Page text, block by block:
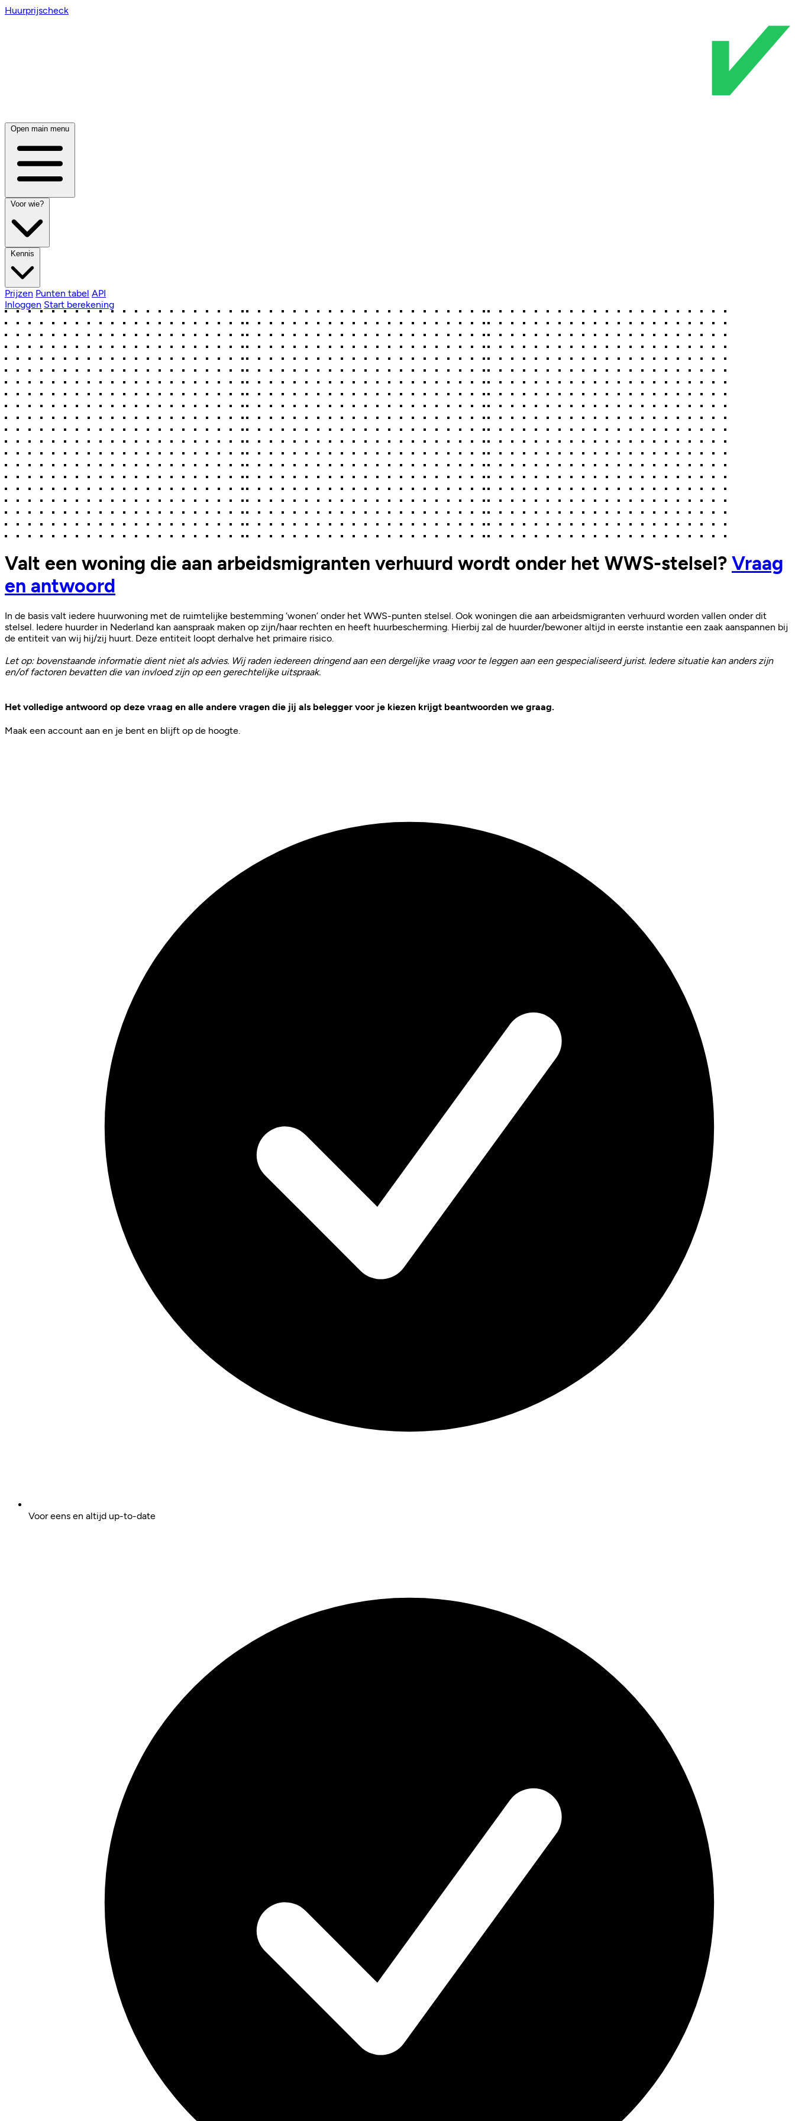
Huurprijscheck
Open main menu
Voor wie?
Kennis
Prijzen Punten tabel API
Inloggen Start berekening
Valt een woning die aan arbeidsmigranten verhuurd wordt onder het WWS-stelsel? Vraag
en antwoord
In de basis valt iedere huurwoning met de ruimtelijke bestemming ‘wonen’ onder het WWS-punten stelsel. Ook woningen die aan arbeidsmigranten verhuurd worden vallen onder dit
stelsel. Iedere huurder in Nederland kan aanspraak maken op zijn/haar rechten en heeft huurbescherming. Hierbij zal de huurder/bewoner altijd in eerste instantie een zaak aanspannen bij
de entiteit van wij hij/zij huurt. Deze entiteit loopt derhalve het primaire risico.
Let op: bovenstaande informatie dient niet als advies. Wij raden iedereen dringend aan een dergelijke vraag voor te leggen aan een gespecialiseerd jurist. Iedere situatie kan anders zijn
en/of factoren bevatten die van invloed zijn op een gerechtelijke uitspraak.
Het volledige antwoord op deze vraag en alle andere vragen die jij als belegger voor je kiezen krijgt beantwoorden we graag.
Maak een account aan en je bent en blijft op de hoogte.
Voor eens en altijd up-to-date